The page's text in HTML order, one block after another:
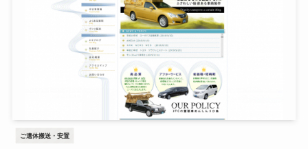
ご遺体搬送・安置